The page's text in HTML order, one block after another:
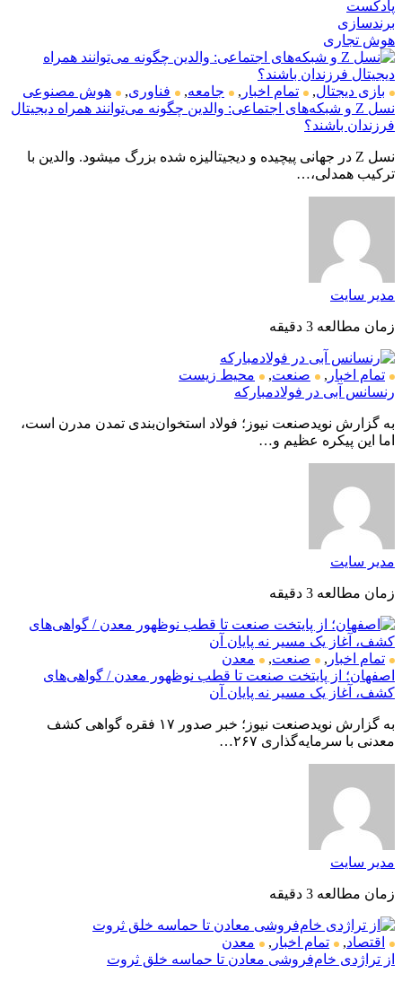
پادکست
برندسازی
هوش تجاری
بازی دیجتال, تمام اخبار , جامعه, فناوری,
هوش مصنوعی
نسل Z و شبکه‌های اجتماعی: والدین چگونه می‌توانند همراه دیجیتال
فرزندان باشند؟
نسل Z در جهانی پیچیده و دیجیتالیزه شده بزرگ میشود. والدین با
ترکیب همدلی،…
مدیر سایت
زمان مطالعه 3 دقیقه
تمام اخبار , صنعت,
محیط زیست
رنسانس آبی در فولادمبارکه
به گزارش نویدصنعت نیوز؛ فولاد استخوان‌بندی تمدن مدرن است،
اما این پیکره عظیم و…
مدیر سایت
زمان مطالعه 3 دقیقه
تمام اخبار , صنعت,
معدن
اصفهان؛ از پایتخت صنعت تا قطب نوظهور معدن / گواهی‌های
کشف، آغاز یک مسیر نه پایان آن
به گزارش نویدصنعت نیوز؛ خبر صدور ۱۷ فقره گواهی کشف
معدنی با سرمایه‌گذاری ۲۶۷…
مدیر سایت
زمان مطالعه 3 دقیقه
اقتصاد, تمام اخبار ,
معدن
از تراژدی خام‌فروشی معادن تا حماسه خلق ثروت